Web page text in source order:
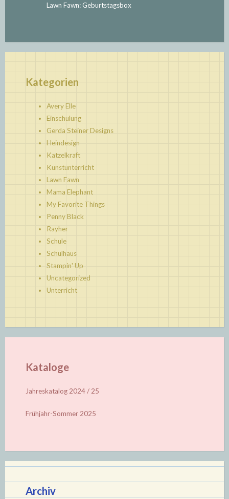
Lawn Fawn: Geburtstagsbox
Kategorien
Avery Elle
Einschulung
Gerda Steiner Designs
Heindesign
Katzelkraft
Kunstunterricht
Lawn Fawn
Mama Elephant
My Favorite Things
Penny Black
Rayher
Schule
Schulhaus
Stampin' Up
Uncategorized
Unterricht
Kataloge
Jahreskatalog 2024 / 25
Frühjahr-Sommer 2025
Archiv